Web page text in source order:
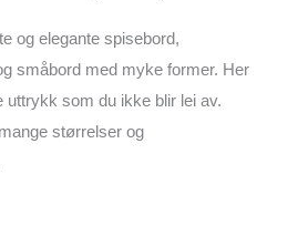
og elegante spisebord,
småbord med myke former. Her
uttrykk som du ikke blir lei av.
størrelser og